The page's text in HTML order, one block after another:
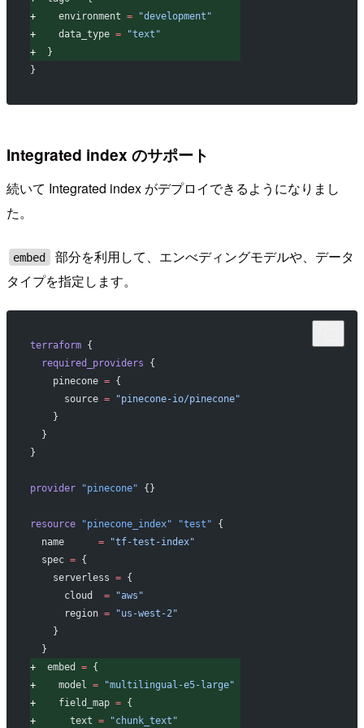
+
    environment
= "development"
+
    data_type
= "text"
+
  }
}
Integrated index のサポート
続いて Integrated index がデプロイできるようになりまし
た。
embed
部分を利用して、エンべディングモデルや、データ
タイプを指定します。
terraform {
required_providers {
   pinecone
= {
     source
= "pinecone-io/pinecone"
   }
}
}
provider "pinecone" {}
resource "pinecone_index" "test" {
name
      =
"tf-test-index"
spec = {
   serverless
= {
     cloud
= "aws"
     region
= "us-west-2"
   }
}
+
  embed
= {
+
    model
= "multilingual-e5-large"
+
    field_map
= {
+
      text
= "chunk_text"